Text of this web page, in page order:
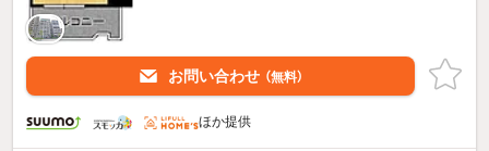
お問い合わせ （無料）
ほか提供